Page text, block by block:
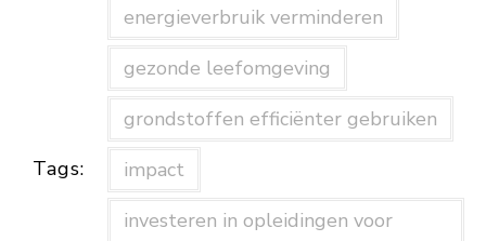
Tags:
energieverbruik verminderen
gezonde leefomgeving
grondstoffen efficiënter gebruiken
impact
investeren in opleidingen voor